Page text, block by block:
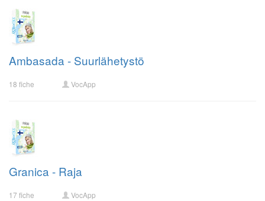
Ambasada - Suurlähetystö
18 fiche VocApp
Granica - Raja
17 fiche VocApp